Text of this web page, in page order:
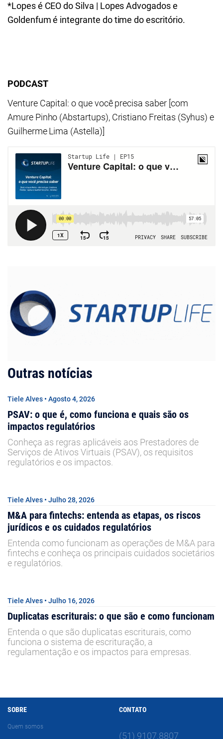
*Lopes é CEO do Silva | Lopes Advogados e
Goldenfum é integrante do time do escritório.
PODCAST
Venture Capital: o que você precisa saber [com
Amure Pinho (Abstartups), Cristiano Freitas (Syhus) e
Guilherme Lima (Astella)]
Outras notícias
Tiele Alves • Agosto 4, 2026
PSAV: o que é, como funciona e quais são os
impactos regulatórios
Conheça as regras aplicáveis aos Prestadores de
Serviços de Ativos Virtuais (PSAV), os requisitos
regulatórios e os impactos.
Tiele Alves • Julho 28, 2026
M&A para fintechs: entenda as etapas, os riscos
jurídicos e os cuidados regulatórios
Entenda como funcionam as operações de M&A para
fintechs e conheça os principais cuidados societários
e regulatórios.
Tiele Alves • Julho 16, 2026
Duplicatas escriturais: o que são e como funcionam
Entenda o que são duplicatas escriturais, como
funciona o sistema de escrituração, a
regulamentação e os impactos para empresas.
SOBRE
Quem somos
CONTATO
(51) 9107.8807